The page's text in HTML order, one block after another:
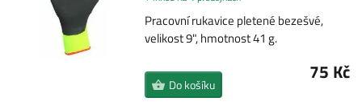
Pracovní rukavice pletené bezešvé,
velikost 9", hmotnost 41 g.
75 Kč
Do košíku